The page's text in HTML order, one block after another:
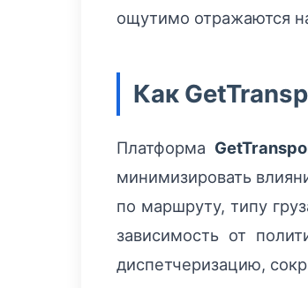
ощутимо отражаются
Как
Платформа
минимизировать
по маршруту, типу
зависимость от
диспетчеризацию,